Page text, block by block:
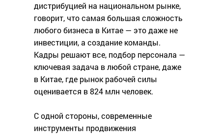
дистрибуцией на национальном рынке,
говорит, что самая большая сложность
любого бизнеса в Китае — это даже не
инвестиции, а создание команды.
Кадры решают все, подбор персонала —
ключевая задача в любой стране, даже
в Китае, где рынок рабочей силы
оценивается в 824 млн человек.
С одной стороны, современные
инструменты продвижения